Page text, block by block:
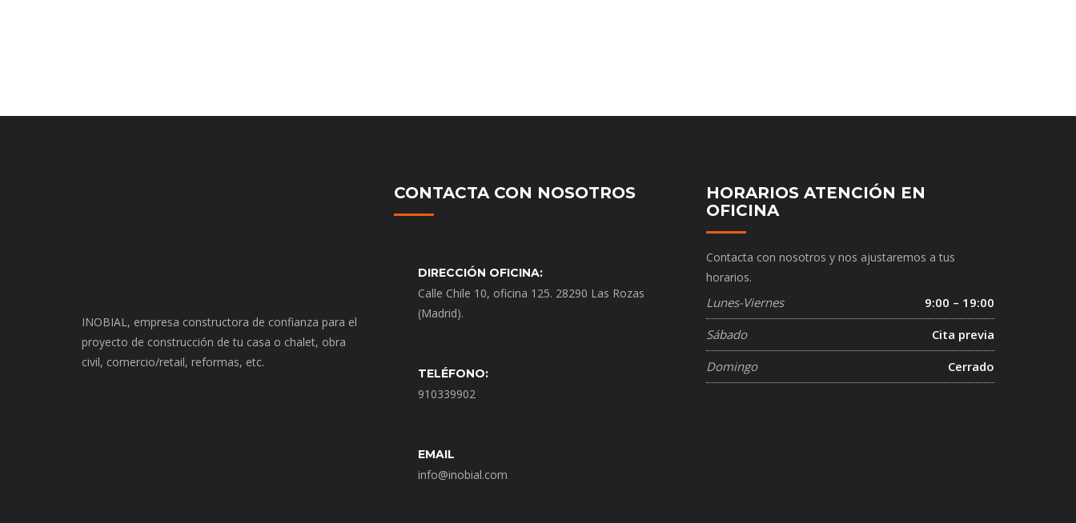
INOBIAL, empresa constructora de confianza para el
proyecto de construcción de tu casa o chalet, obra
civil, comercio/retail, reformas, etc.
CONTACTA CON NOSOTROS
DIRECCIÓN OFICINA:
Calle Chile 10, oficina 125. 28290 Las Rozas
(Madrid).
TELÉFONO:
910339902
EMAIL
info@inobial.com
HORARIOS ATENCIÓN EN
OFICINA
Contacta con nosotros y nos ajustaremos a tus
horarios.
Lunes-Viernes
9:00 – 19:00
Sábado
Cita previa
Domingo
Cerrado